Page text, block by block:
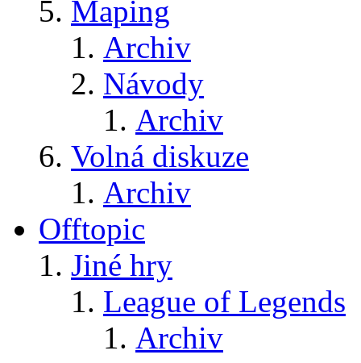
Maping
Archiv
Návody
Archiv
Volná diskuze
Archiv
Offtopic
Jiné hry
League of Legends
Archiv